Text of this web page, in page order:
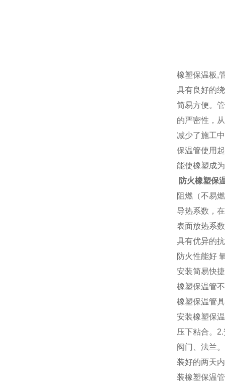
橡塑保温板,
具有良好的
简易方便。
的严密性，
减少了施工
保温管使用
能使橡塑成
防火橡塑保
阻燃（不易
导热系数，
表面放热系
具有优异的
防火性能好
安装简易快捷
橡塑保温管
橡塑保温管
安装橡塑保
压下粘合。
阀门、法兰
装好的两天
装橡塑保温